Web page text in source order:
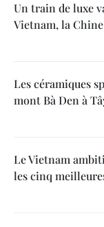
Un train de luxe
Vietnam, la
Les céramiques
mont Bà Den à
Le Vietnam
les cinq